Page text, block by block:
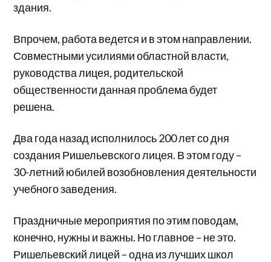
здания.
Впрочем, работа ведется и в этом направлении.
Совместными усилиями областной власти,
руководства лицея, родительской
общественности данная проблема будет
решена.
Два года назад исполнилось 200 лет со дня
создания Ришельевского лицея. В этом году –
30-летний юбилей возобновления деятельности
учебного заведения.
Праздничные мероприятия по этим поводам,
конечно, нужны и важны. Но главное – не это.
Ришельевский лицей – одна из лучших школ